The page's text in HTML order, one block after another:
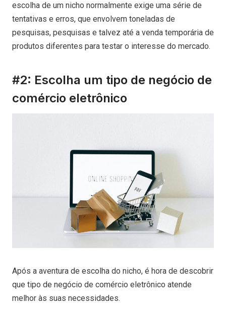
escolha de um nicho normalmente exige uma série de
tentativas e erros, que envolvem toneladas de
pesquisas, pesquisas e talvez até a venda temporária de
produtos diferentes para testar o interesse do mercado.
#2: Escolha um tipo de negócio de
comércio eletrônico
Após a aventura de escolha do nicho, é hora de descobrir
que tipo de negócio de comércio eletrônico atende
melhor às suas necessidades.